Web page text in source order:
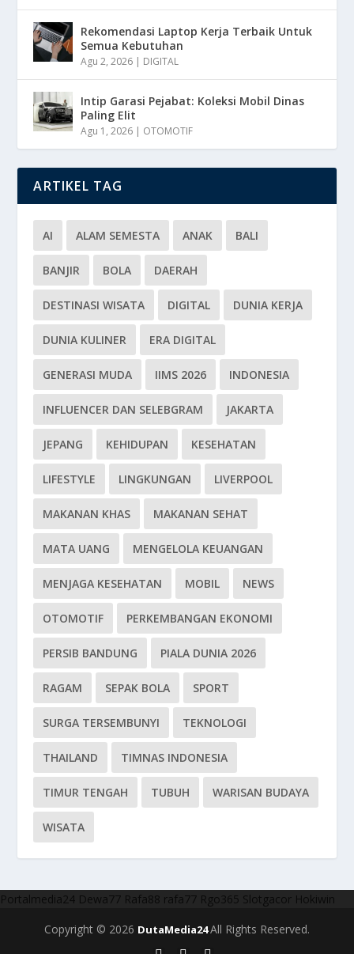
Rekomendasi Laptop Kerja Terbaik Untuk
Semua Kebutuhan
Agu 2, 2026 | DIGITAL
Intip Garasi Pejabat: Koleksi Mobil Dinas
Paling Elit
Agu 1, 2026 | OTOMOTIF
ARTIKEL TAG
AI ALAM SEMESTA ANAK BALI
BANJIR BOLA DAERAH
DESTINASI WISATA DIGITAL DUNIA KERJA
DUNIA KULINER ERA DIGITAL
GENERASI MUDA IIMS 2026 INDONESIA
INFLUENCER DAN SELEBGRAM JAKARTA
JEPANG KEHIDUPAN KESEHATAN
LIFESTYLE LINGKUNGAN LIVERPOOL
MAKANAN KHAS MAKANAN SEHAT
MATA UANG MENGELOLA KEUANGAN
MENJAGA KESEHATAN MOBIL NEWS
OTOMOTIF PERKEMBANGAN EKONOMI
PERSIB BANDUNG PIALA DUNIA 2026
RAGAM SEPAK BOLA SPORT
SURGA TERSEMBUNYI TEKNOLOGI
THAILAND TIMNAS INDONESIA
TIMUR TENGAH TUBUH WARISAN BUDAYA
WISATA
Portalmedia24 Dewa77 Rafa88 rafa77 Rgo365 Slotgacor Hokiwin
Copyright © 2026 DutaMedia24All Rights Reserved.